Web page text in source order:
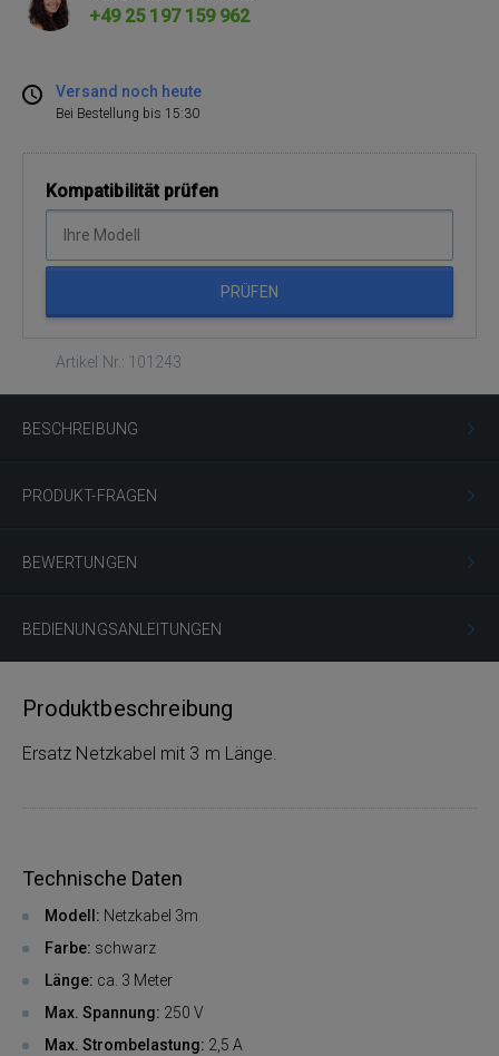
+49 25 197 159 962
Versand noch heute
Bei Bestellung bis 15:30
Kompatibilität prüfen
PRÜFEN
Artikel Nr.: 101243
BESCHREIBUNG
PRODUKT-FRAGEN
BEWERTUNGEN
BEDIENUNGSANLEITUNGEN
Produktbeschreibung
Ersatz Netzkabel mit 3 m Länge.
Technische Daten
Modell: Netzkabel 3m
Farbe: schwarz
Länge: ca. 3 Meter
Max. Spannung: 250 V
Max. Strombelastung: 2,5 A